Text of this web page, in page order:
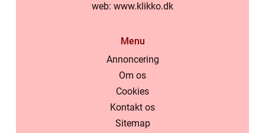
web: www.klikko.dk
Menu
Annoncering
Om os
Cookies
Kontakt os
Sitemap